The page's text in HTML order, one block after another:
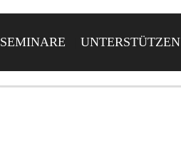
SEMINARE UNTERSTÜTZEN